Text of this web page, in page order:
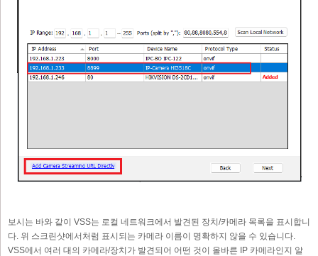
보시는 바와 같이 VSS는 로컬 네트워크에서 발견된 장치/카메라 목록을 표시합니
다. 위 스크린샷에서처럼 표시되는 카메라 이름이 명확하지 않을 수 있습니다.
VSS에서 여러 대의 카메라/장치가 발견되어 어떤 것이 올바른 IP 카메라인지 알